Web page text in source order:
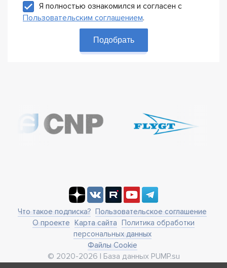
Я полностью ознакомился и согласен с
Пользовательским соглашением.
Подобрать
Что такое подписка? Пользовательское соглашение
О проекте Карта сайта Политика обработки
персональных данных
Файлы Cookie
© 2020-2026 | База данных PUMP.su